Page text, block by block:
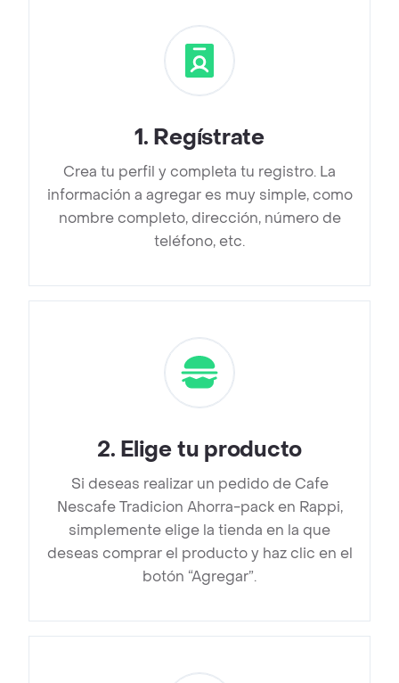
1. Regístrate
Crea tu perfil y completa tu registro. La
información a agregar es muy simple, como
nombre completo, dirección, número de
teléfono, etc.
2. Elige tu producto
Si deseas realizar un pedido de Cafe
Nescafe Tradicion Ahorra-pack en Rappi,
simplemente elige la tienda en la que
deseas comprar el producto y haz clic en el
botón “Agregar”.